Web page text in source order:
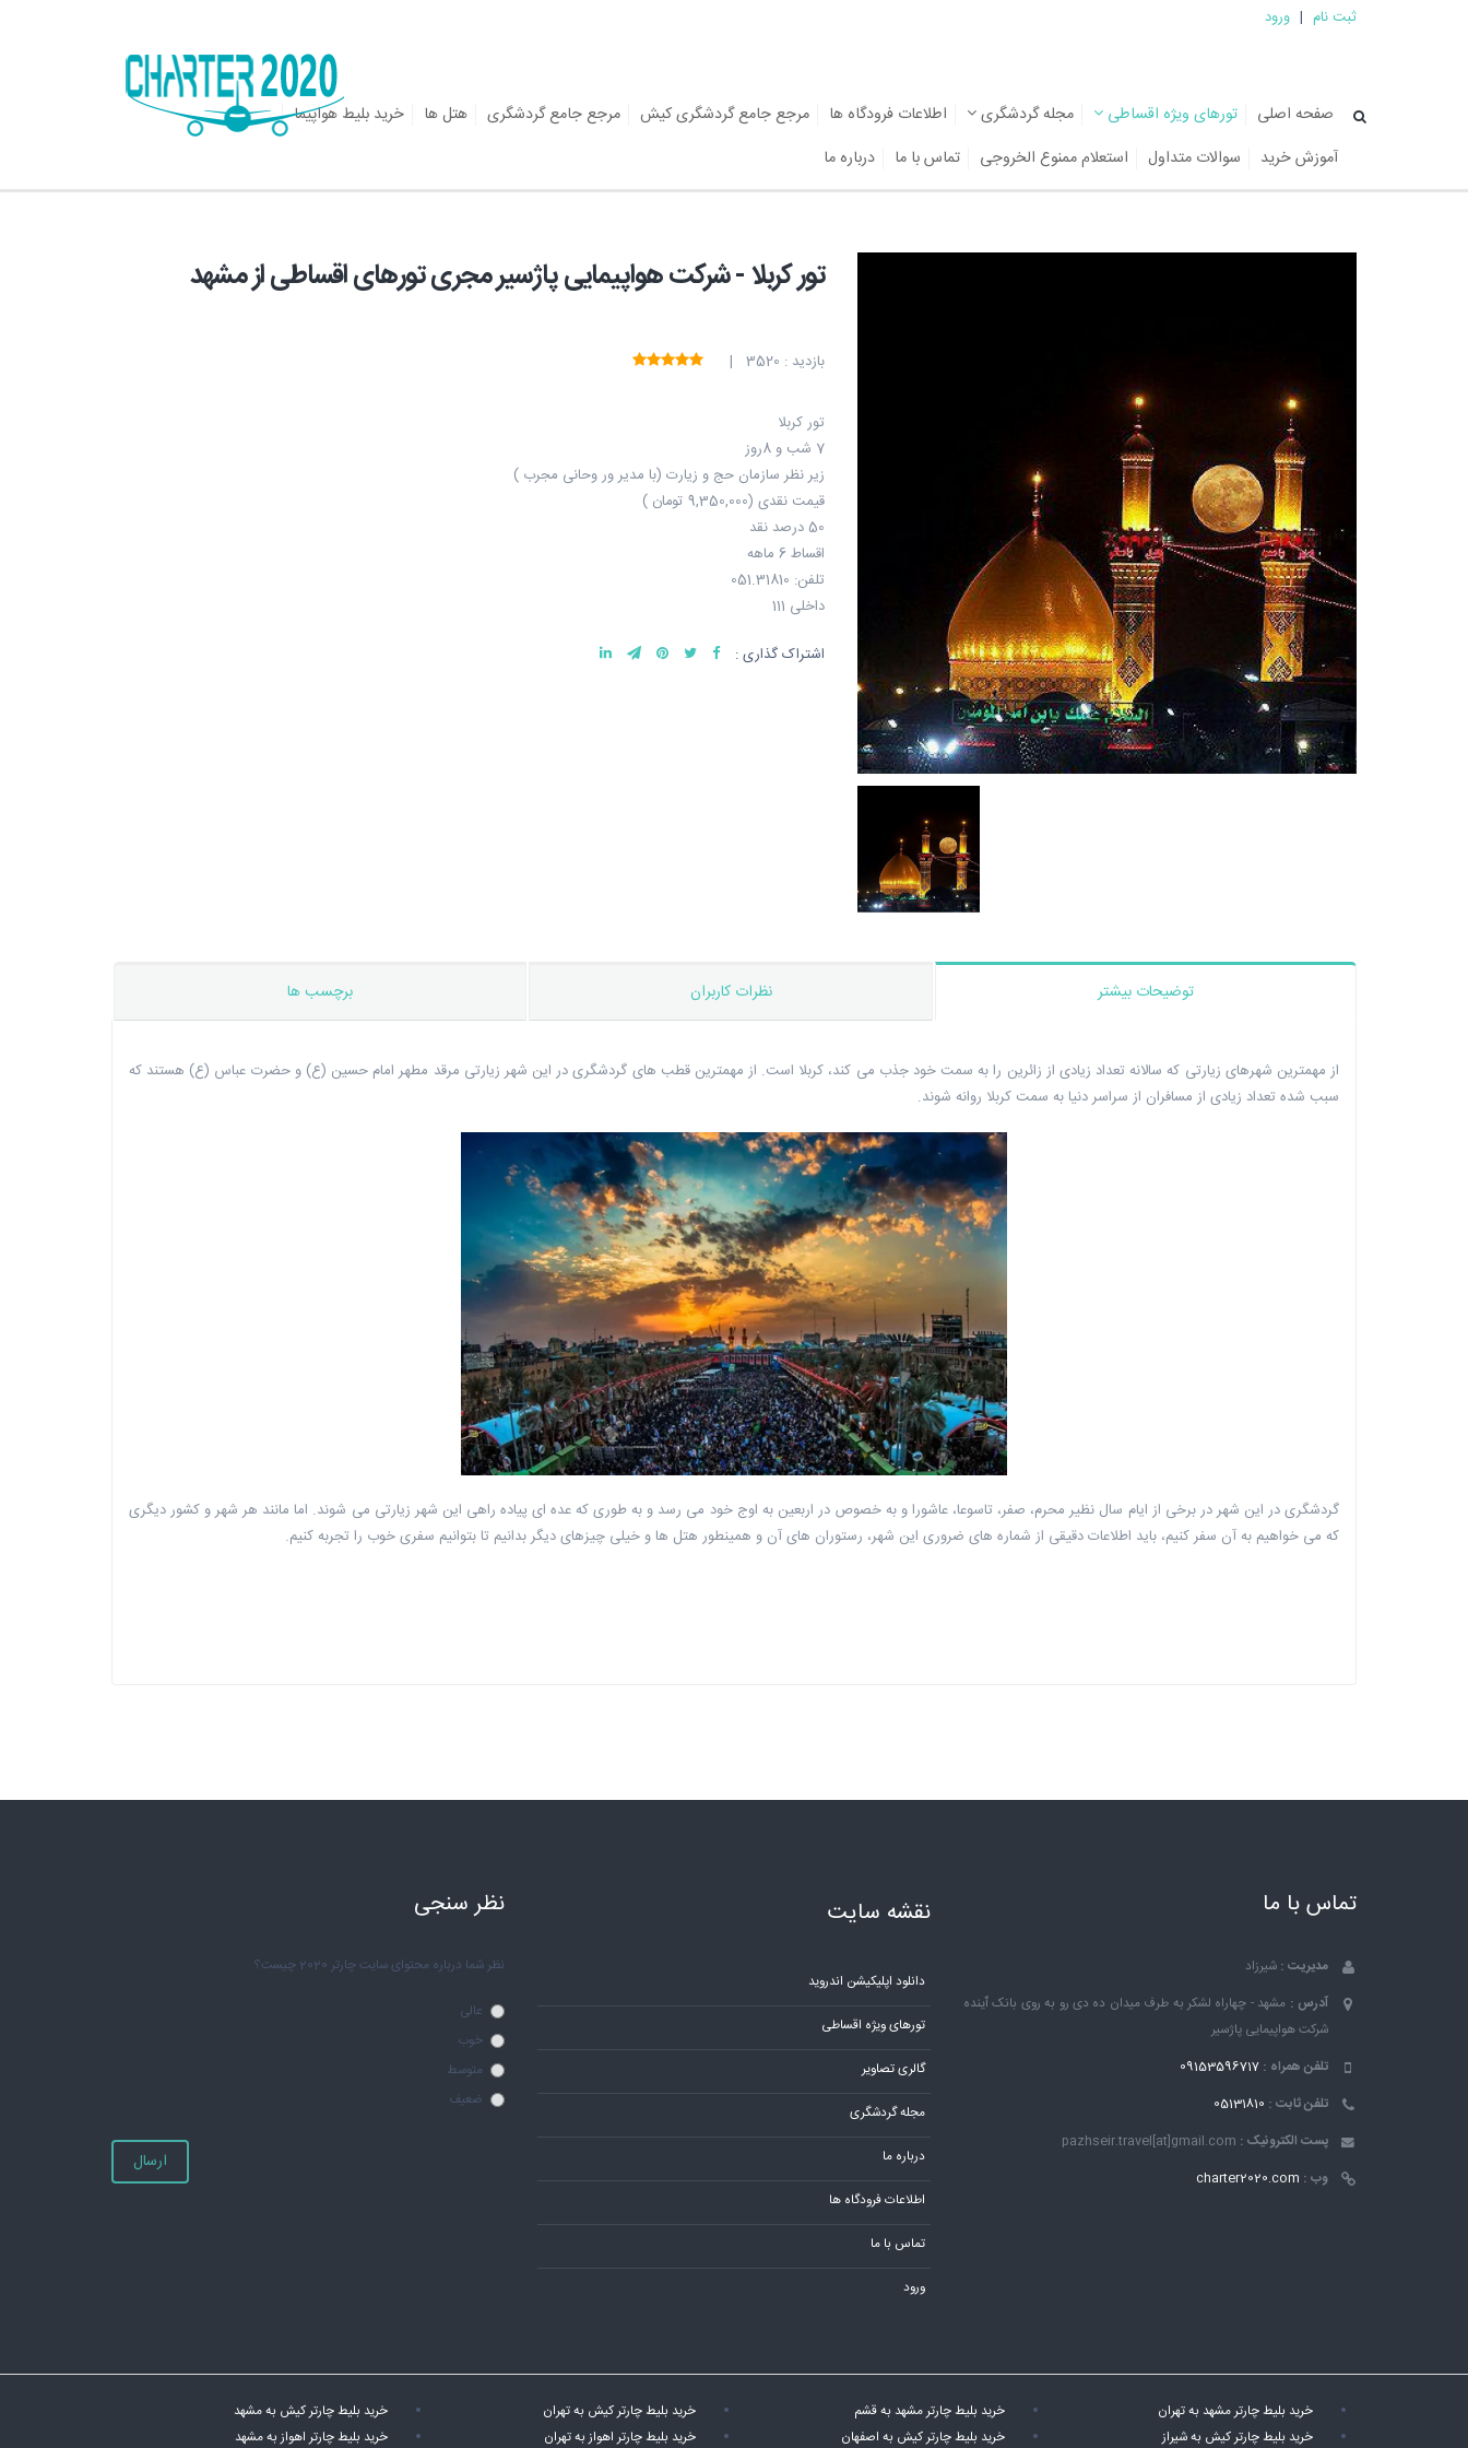
ثبت نام | ورود
صفحه اصلی تورهای ویژه اقساطی مجله گردشگری اطلاعات فرودگاه ها مرجع جامع گردشگری کیش مرجع جامع گردشگری هتل ها
خرید بلیط هواپیما
آموزش خرید
سوالات متداول استعلام ممنوع الخروجی تماس با ما درباره ما
تور کربلا - شرکت هواپیمایی پاژسیر مجری تورهای اقساطی از مشهد
بازدید : 3520 |
تور کربلا
7 شب و 8روز
زیر نظر سازمان حج و زیارت (با مدیر ور وحانی مجرب )
قیمت نقدی (9,350,000 تومان )
50 درصد نقد
اقساط 6 ماهه
تلفن: 051.31810
داخلی 111
اشتراک گذاری :
توضیحات بیشتر نظرات کاربران برچسب ها
از مهمترین شهرهای زیارتی که سالانه تعداد زیادی از زائرین را به سمت خود جذب می کند، کربلا است. از مهمترین قطب های گردشگری در این شهر زیارتی مرقد مطهر امام حسین (ع) و حضرت عباس (ع) هستند که
سبب شده تعداد زیادی از مسافران از سراسر دنیا به سمت کربلا روانه شوند.
گردشگری در این شهر در برخی از ایام سال نظیر محرم، صفر، تاسوعا، عاشورا و به خصوص در اربعین به اوج خود می رسد و به طوری که عده ای پیاده راهی این شهر زیارتی می شوند. اما مانند هر شهر و کشور دیگری
که می خواهیم به آن سفر کنیم، باید اطلاعات دقیقی از شماره های ضروری این شهر، رستوران های آن و همینطور هتل ها و خیلی چیزهای دیگر بدانیم تا بتوانیم سفری خوب را تجربه کنیم.
تماس با ما
مدیریت : شیرزاد
آدرس : مشهد - چهاراه لشکر به طرف میدان ده دی رو به روی بانک ٱینده
شرکت هواپیمایی پاژسیر
تلفن همراه : 09153596717
تلفن ثابت : 05131810
پست الکترونیک : pazhseir.travel[at]gmail.com
وب : charter2020.com
نقشه سایت
دانلود اپلیکیشن اندروید
تورهای ویژه اقساطی
گالری تصاویر
مجله گردشگری
درباره ما
اطلاعات فرودگاه ها
تماس با ما
ورود
نظر سنجی
نظر شما درباره محتوای سایت چارتر 2020 چیست؟
عالی
خوب
متوسط
ضعیف
ارسال
خرید بلیط چارتر مشهد به تهران خرید بلیط چارتر مشهد به قشم خرید بلیط چارتر کیش به تهران
خرید بلیط چارتر کیش به مشهد
خرید بلیط چارتر کیش به شیراز
خرید بلیط چارتر کیش به اصفهان خرید بلیط چارتر اهواز به تهران خرید بلیط چارتر اهواز به مشهد